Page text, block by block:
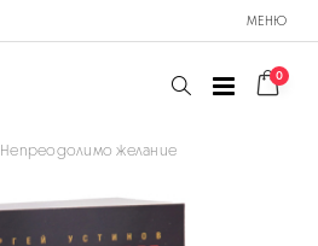
МЕНЮ
0
Непреодолимо желание